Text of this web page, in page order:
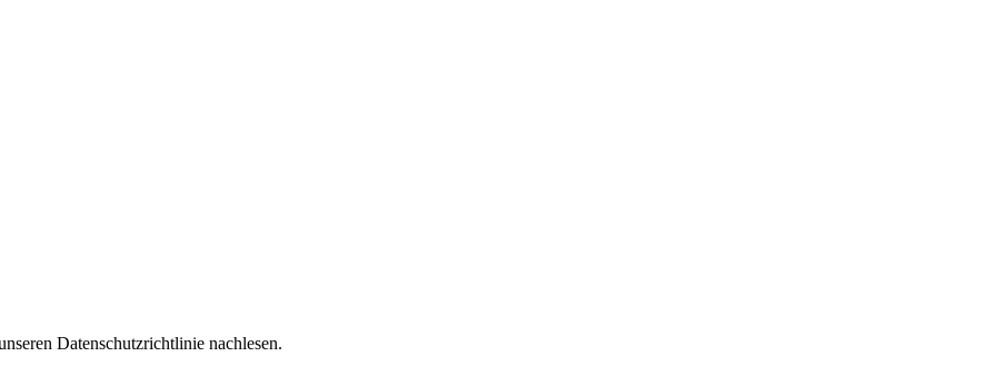
Datenschutzrichtlinie nachlesen.